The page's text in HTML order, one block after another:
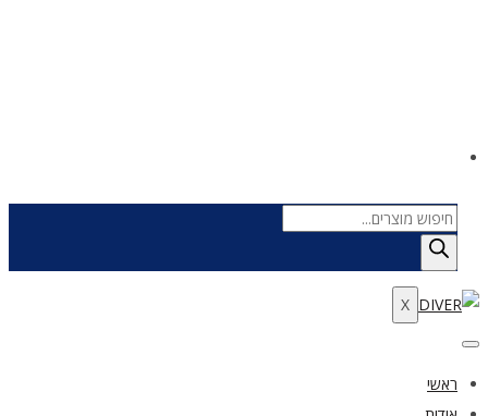
Products
search
X
ראשי